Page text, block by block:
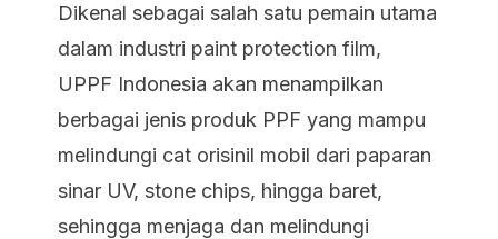
Dikenal sebagai salah satu pemain utama
dalam industri paint protection film,
UPPF Indonesia akan menampilkan
berbagai jenis produk PPF yang mampu
melindungi cat orisinil mobil dari paparan
sinar UV, stone chips, hingga baret,
sehingga menjaga dan melindungi